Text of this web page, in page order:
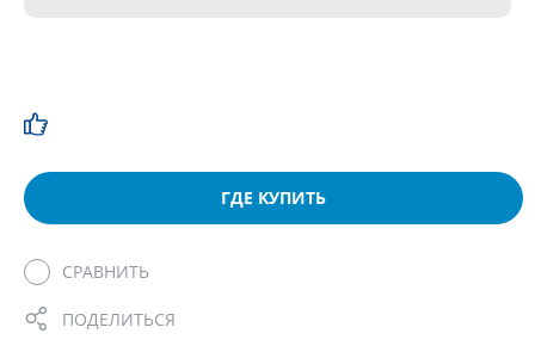
ГДЕ КУПИТЬ
СРАВНИТЬ
ПОДЕЛИТЬСЯ